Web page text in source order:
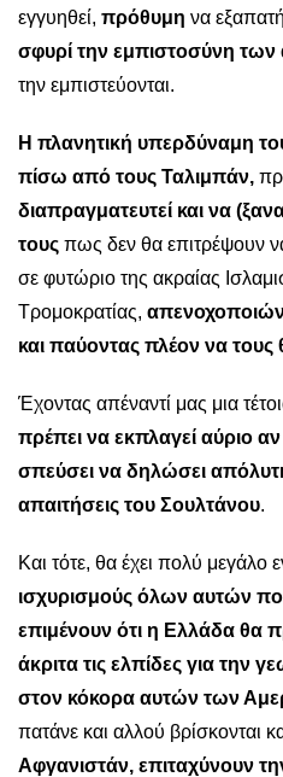
εγγυηθεί, πρόθυμη να
σφυρί την εμπιστοσύνη
την εμπιστεύονται.
Η πλανητική υπερδύναμη
πίσω από τους Ταλιμπάν,
διαπραγματευτεί και να
τους πως δεν θα επιτρέψουν
σε φυτώριο της ακραίας
Τρομοκρατίας,
και παύοντας πλέον να
Έχοντας απέναντί μας μια
πρέπει να εκπλαγεί αύριο
σπεύσει να δηλώσει
απαιτήσεις του Σουλτάνου.
Και τότε, θα έχει πολύ μεγάλο
ισχυρισμούς όλων αυτών
επιμένουν ότι η Ελλάδα θα
άκριτα τις ελπίδες για την
στον κόκορα αυτών των
πατάνε και αλλού βρίσκονται
Αφγανιστάν, επιταχύνουν